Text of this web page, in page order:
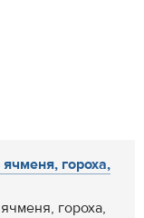
гороха,
гороха,